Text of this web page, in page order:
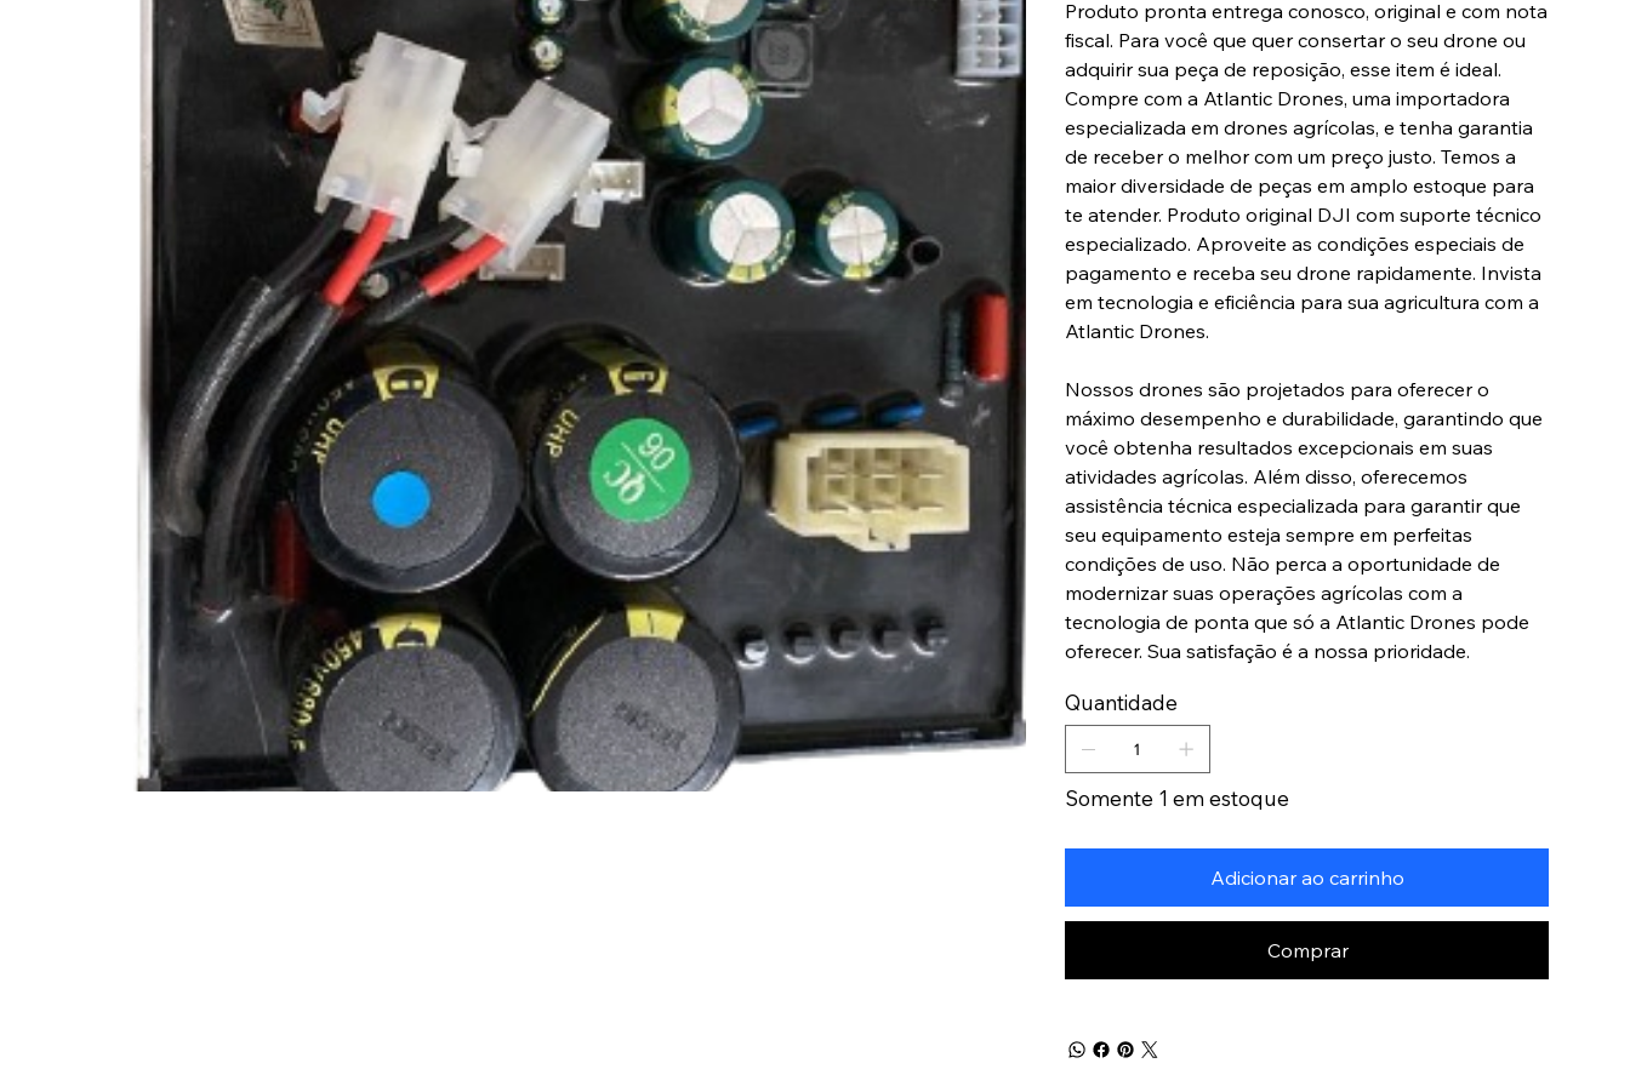
Produto pronta entrega conosco, original e com nota
fiscal. Para você que quer consertar o seu drone ou
adquirir sua peça de reposição, esse item é ideal.
Compre com a Atlantic Drones, uma importadora
especializada em drones agrícolas, e tenha garantia
de receber o melhor com um preço justo. Temos a
maior diversidade de peças em amplo estoque para
te atender. Produto original DJI com suporte técnico
especializado. Aproveite as condições especiais de
pagamento e receba seu drone rapidamente. Invista
em tecnologia e eficiência para sua agricultura com a
Atlantic Drones.
Nossos drones são projetados para oferecer o
máximo desempenho e durabilidade, garantindo que
você obtenha resultados excepcionais em suas
atividades agrícolas. Além disso, oferecemos
assistência técnica especializada para garantir que
seu equipamento esteja sempre em perfeitas
condições de uso. Não perca a oportunidade de
modernizar suas operações agrícolas com a
tecnologia de ponta que só a Atlantic Drones pode
oferecer. Sua satisfação é a nossa prioridade.
Quantidade
Somente 1 em estoque
Adicionar ao carrinho
Comprar